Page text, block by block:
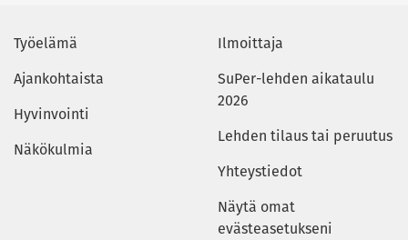
Työelämä
Ajankohtaista
Hyvinvointi
Näkökulmia
Ilmoittaja
SuPer-lehden aikataulu
2026
Lehden tilaus tai peruutus
Yhteystiedot
Näytä omat
evästeasetukseni